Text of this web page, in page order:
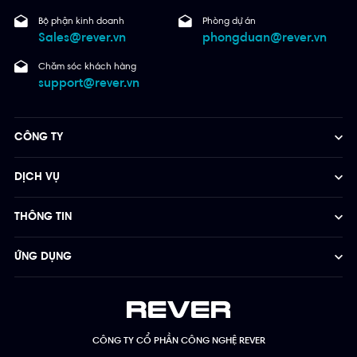
Bộ phận kinh doanh
Sales@rever.vn
Phòng dự án
phongduan@rever.vn
Chăm sóc khách hàng
support@rever.vn
CÔNG TY CỔ PHẦN CÔNG NGHỆ REVER
CÔNG TY
DỊCH VỤ
THÔNG TIN
ỨNG DỤNG